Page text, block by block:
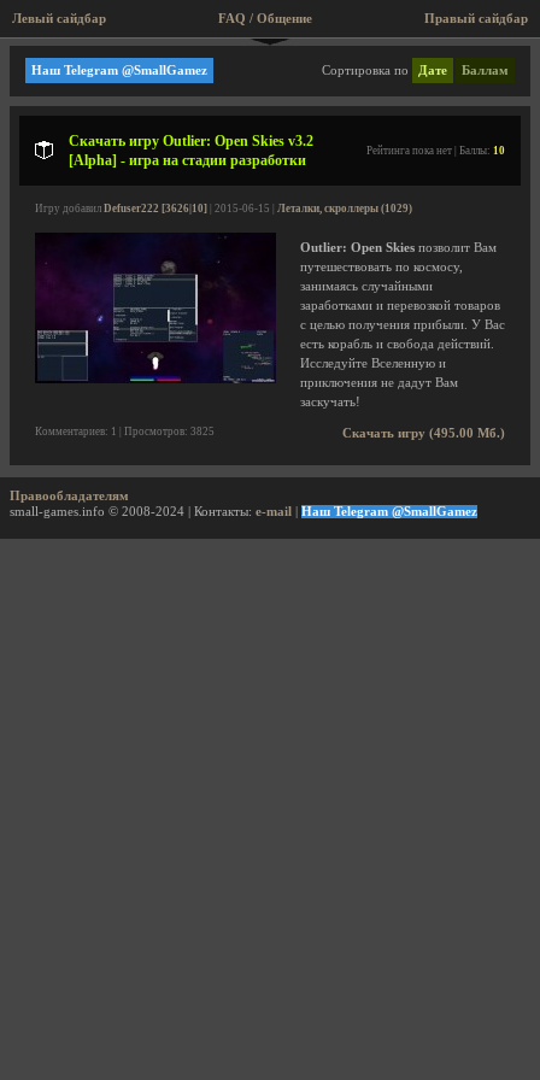
Левый сайдбар Правый сайдбар
FAQ / Общение
masternerdguy
Сортировка по Дате Баллам
Наш Telegram @SmallGamez
Скачать игру Outlier: Open Skies v3.2
[Alpha] - игра на стадии разработки
Рейтинга пока нет | Баллы: 10
Игру добавил Defuser222 [3626|10] | 2015-06-15 | Леталки, скроллеры (1029)
Outlier: Open Skies позволит Вам
путешествовать по космосу,
занимаясь случайными
заработками и перевозкой товаров
с целью получения прибыли. У Вас
есть корабль и свобода действий.
Исследуйте Вселенную и
приключения не дадут Вам
заскучать!
Скачать игру (495.00 Мб.)
Комментариев: 1 | Просмотров: 3825
Правообладателям
small-games.info © 2008-2024 | Контакты: e-mail Наш Telegram @SmallGamez